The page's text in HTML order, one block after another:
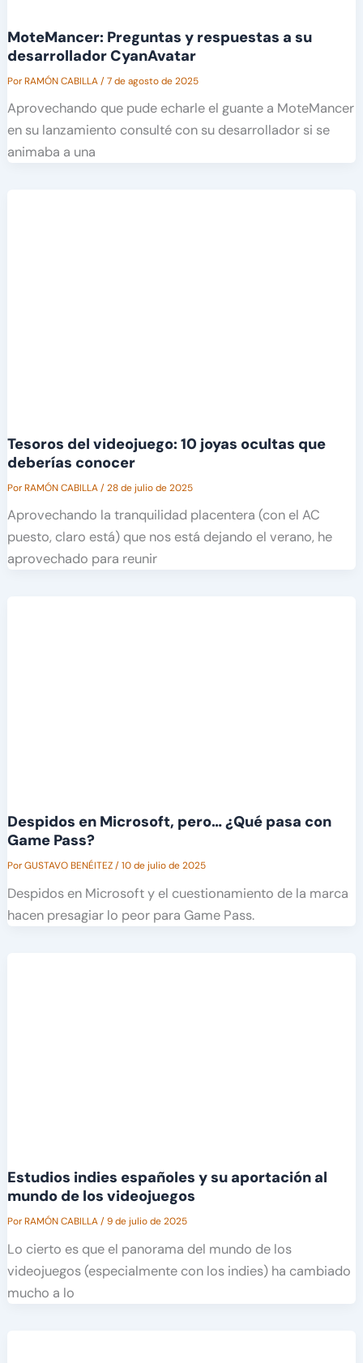
MoteMancer: Preguntas y respuestas a su
desarrollador CyanAvatar
PorRAMÓN CABILLA/7 de agosto de 2025
Aprovechando que pude echarle el guante a MoteMancer
en su lanzamiento consulté con su desarrollador si se
animaba a una
Tesoros del videojuego: 10 joyas ocultas que
deberías conocer
PorRAMÓN CABILLA/28 de julio de 2025
Aprovechando la tranquilidad placentera (con el AC
puesto, claro está) que nos está dejando el verano, he
aprovechado para reunir
Despidos en Microsoft, pero… ¿Qué pasa con
Game Pass?
PorGUSTAVO BENÉITEZ/10 de julio de 2025
Despidos en Microsoft y el cuestionamiento de la marca
hacen presagiar lo peor para Game Pass.
Estudios indies españoles y su aportación al
mundo de los videojuegos
PorRAMÓN CABILLA/9 de julio de 2025
Lo cierto es que el panorama del mundo de los
videojuegos (especialmente con los indies) ha cambiado
mucho a lo